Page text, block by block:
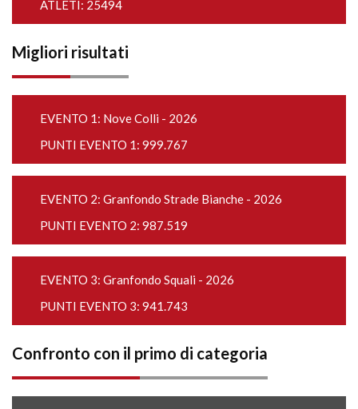
ATLETI: 25494
Migliori risultati
EVENTO 1: Nove Colli - 2026
PUNTI EVENTO 1: 999.767
EVENTO 2: Granfondo Strade Bianche - 2026
PUNTI EVENTO 2: 987.519
EVENTO 3: Granfondo Squali - 2026
PUNTI EVENTO 3: 941.743
Confronto con il primo di categoria